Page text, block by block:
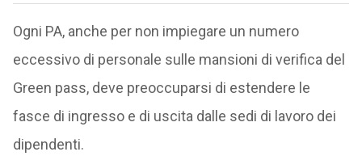
Ogni PA, anche per non impiegare un numero
eccessivo di personale sulle mansioni di verifica del
Green pass, deve preoccuparsi di estendere le
fasce di ingresso e di uscita dalle sedi di lavoro dei
dipendenti.